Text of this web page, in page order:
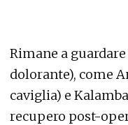
Rimane a
dolorante), come
caviglia) e
recupero post-